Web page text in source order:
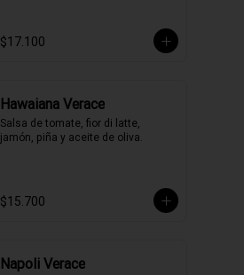
$17.100
Hawaiana Verace
Salsa de tomate, fior di latte,
jamón, piña y aceite de oliva.
$15.700
Napoli Verace